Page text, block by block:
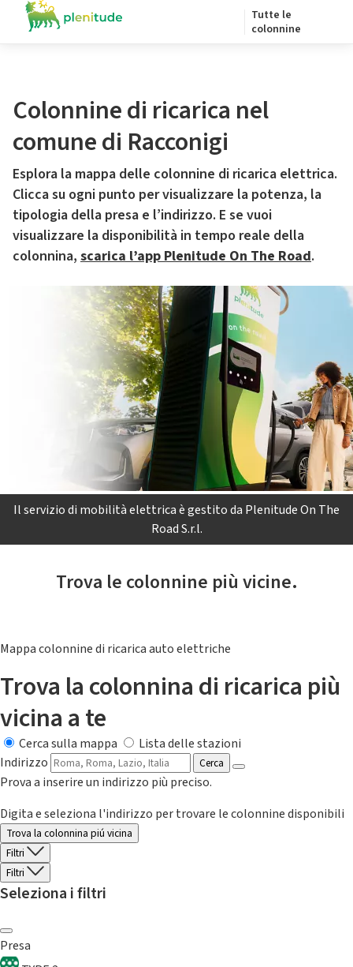
Tutte le
colonnine
Colonnine di ricarica nel
comune di Racconigi
Esplora la mappa delle colonnine di ricarica elettrica.
Clicca su ogni punto per visualizzare la potenza, la
tipologia della presa e l’indirizzo. E se vuoi
visualizzare la disponibilità in tempo reale della
colonnina, scarica l’app Plenitude On The Road.
Il servizio di mobilità elettrica è gestito da Plenitude On The
Road S.r.l.
Trova le colonnine più vicine.
Mappa colonnine di ricarica auto elettriche
Trova la colonnina di ricarica più
vicina a te
Cerca sulla mappa
Lista delle stazioni
Indirizzo
Cerca
Prova a inserire un indirizzo più preciso.
Digita e seleziona l'indirizzo per trovare le colonnine disponibili
Trova la colonnina piú vicina
Filtri
Filtri
Seleziona i filtri
Presa